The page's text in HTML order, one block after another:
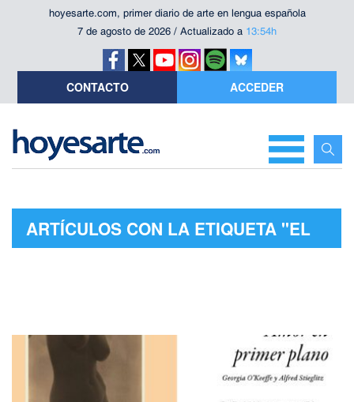
hoyesarte.com, primer diario de arte en lengua española
7 de agosto de 2026 / Actualizado a 13:54h
CONTACTO ACCEDER
ARTÍCULOS CON LA ETIQUETA "EL